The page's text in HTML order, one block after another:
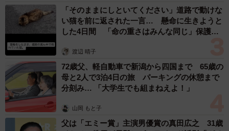
「そのままにしといてください」道路で動けな
い猫を前に返された一言… 懸命に生きようと
した4日間 「命の重さはみんな同じ」保護団
渡辺 晴子
72歳父、軽自動車で新潟から四国まで 65歳の
母と2人で3泊4日の旅 パーキングの休憩まで
分刻み… 「大学生でも組まねえよ！」
山岡 もと子
父は「エミー賞」主演男優賞の真田広之 31歳